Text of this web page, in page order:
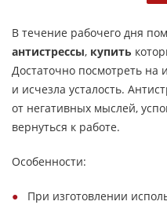
В течение рабочего дня
антистрессы, купить
Достаточно посмотреть на
и исчезла усталость.
от негативных мыслей,
вернуться к работе.
Особенности:
При изготовлении